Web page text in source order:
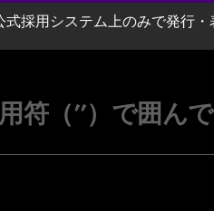
採用システム上のみで発行
符（’’）で囲ん